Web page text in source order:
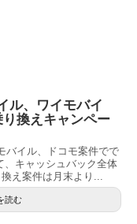
ル、ワイモバイ
換えキャンペー
バイル、ドコモ案件でで
、キャッシュバック全体
え案件は月末より...
読む